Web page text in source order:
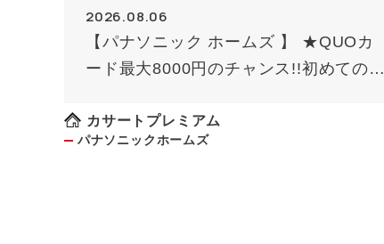
2026.08.06
【パナソニック ホームズ 】 ★QUOカ
ード最大8000円のチャンス!!初めての方
カサートプレミアム
パナソニックホームズ